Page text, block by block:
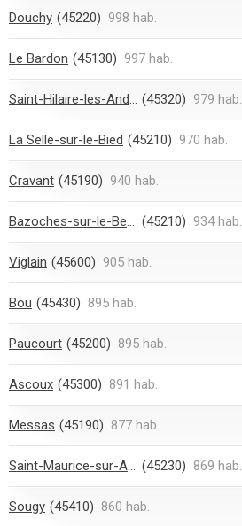
Douchy (45220) 998 hab.
Le Bardon (45130) 997 hab.
Saint-Hilaire-les-Andrésis (45320) 979 hab.
La Selle-sur-le-Bied (45210) 970 hab.
Cravant (45190) 940 hab.
Bazoches-sur-le-Betz (45210) 934 hab.
Viglain (45600) 905 hab.
Bou (45430) 895 hab.
Paucourt (45200) 895 hab.
Ascoux (45300) 891 hab.
Messas (45190) 877 hab.
Saint-Maurice-sur-Aveyron (45230) 869 hab.
Sougy (45410) 860 hab.